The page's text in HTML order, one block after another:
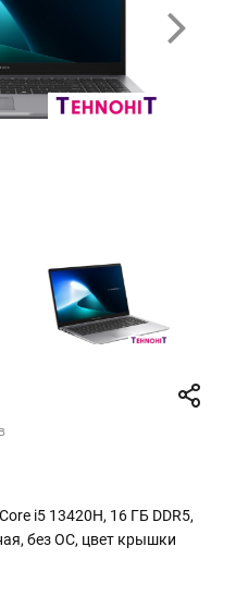
i5 13420H, 16 ГБ DDR5,
без ОС, цвет крышки